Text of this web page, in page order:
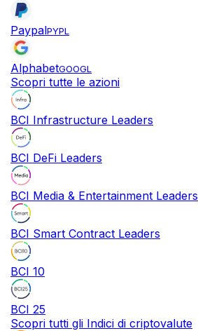
PaypalPYPL
AlphabetGOOGL
Scopri tutte le azioni
BCI Infrastructure Leaders
BCI DeFi Leaders
BCI Media & Entertainment Leaders
BCI Smart Contract Leaders
BCI 10
BCI 25
Scopri tutti gli Indici di criptovalute